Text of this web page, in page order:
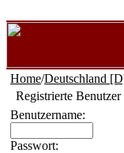
Home/Deutschland
Registrierte Benutzer
Benutzername:
Passwort: